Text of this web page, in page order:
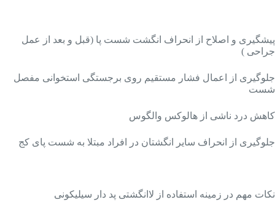
پیشگیری و اصلاح از انحراف انگشت شست پا (قبل و بعد از عمل
جراحی )
جلوگیری از اعمال فشار مستقیم روی برجستگی استخوانی مفصل
شست
کاهش درد ناشی از هالوکس والگوس
جلوگیری از انحراف سایر انگشتان در افراد مبتلا به شست پای کج
نکات مهم در زمینه استفاده از لاانگشتی پد دار سیلیکونی